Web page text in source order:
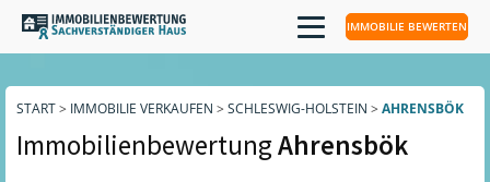
IMMOBILIE BEWERTEN
START> IMMOBILIE VERKAUFEN > SCHLESWIG-HOLSTEIN > AHRENSBÖK
ImmobilienbewertungAhrensbök